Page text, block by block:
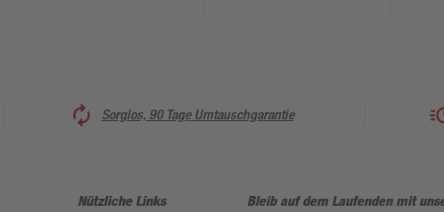
Sorglos, 90 Tage Umtauschgarantie
Nützliche Links Bleib auf dem Laufenden mit